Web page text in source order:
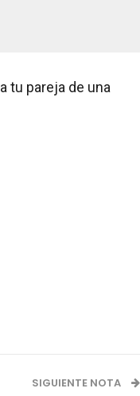
a tu pareja de una
SIGUIENTE NOTA